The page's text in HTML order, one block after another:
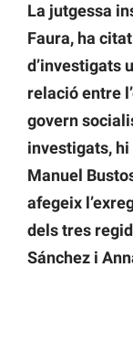
La jutgessa
Faura, ha
d’investigats
relació entre
govern
investigats, hi
Manuel
afegeix
dels tres
Sánchez i